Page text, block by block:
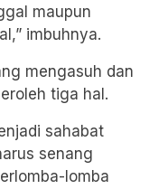
maupun
imbuhnya.
mengasuh dan
tiga hal.
sahabat
senang
lomba